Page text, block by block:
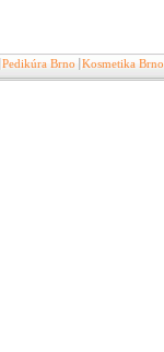
Pedikúra Brno Kosmetika Brno